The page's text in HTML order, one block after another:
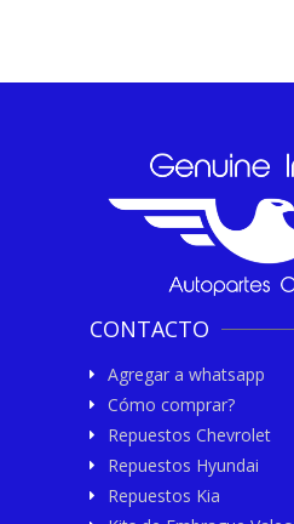
CONTACTO
Agregar a whatsapp
Cómo comprar?
Repuestos Chevrolet
Repuestos Hyundai
Repuestos Kia